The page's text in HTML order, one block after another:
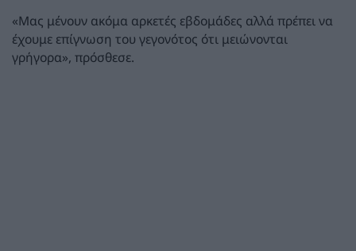
«Μας μένουν ακόμα αρκετές εβδομάδες αλλά πρέπει να
έχουμε επίγνωση του γεγονότος ότι μειώνονται
γρήγορα», πρόσθεσε.